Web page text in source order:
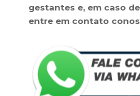
gestantes e, em caso
entre em contato